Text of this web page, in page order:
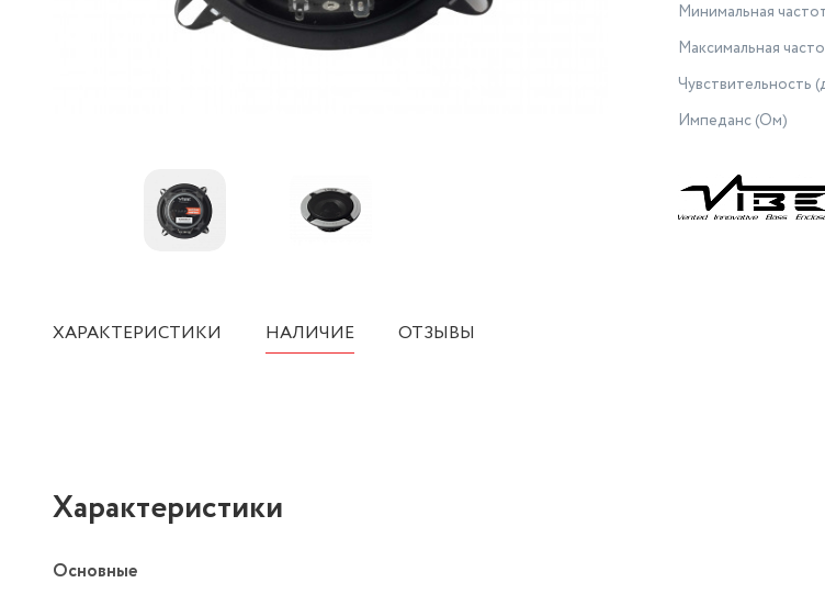
Минимальная
Максимальная
Чувствительность
Импеданс (Ом)
ХАРАКТЕРИСТИКИ НАЛИЧИЕ ОТЗЫВЫ
Характеристики
Основные